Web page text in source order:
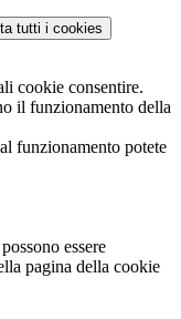
tutti i cookies
cookie consentire.
il funzionamento della
funzionamento potete
essere
pagina della cookie